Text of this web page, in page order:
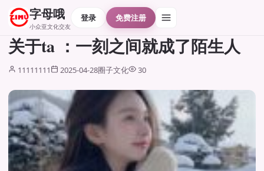
字母哦
小众亚文化交友
登录 免费注册
关于ta ：一刻之间就成了陌生人
11111111 2025-04-28圈子文化 30